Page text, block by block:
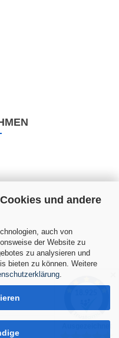
und andere
auch von
der Website zu
zu analysieren und
bieten zu können. Weitere